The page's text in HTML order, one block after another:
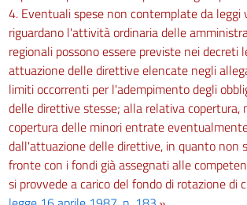
4. Eventuali spese non contemplate da leggi
riguardano l'attività ordinaria delle
regionali possono essere previste nei decreti
attuazione delle direttive elencate negli
limiti occorrenti per l'adempimento degli
delle direttive stesse; alla relativa copertura,
copertura delle minori entrate
dall'attuazione delle direttive, in quanto non
fronte con i fondi già assegnati alle
si provvede a carico del fondo di rotazione di